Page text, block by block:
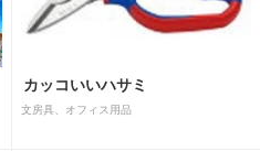
カッコいいハサミ
文房具、オフィス用品